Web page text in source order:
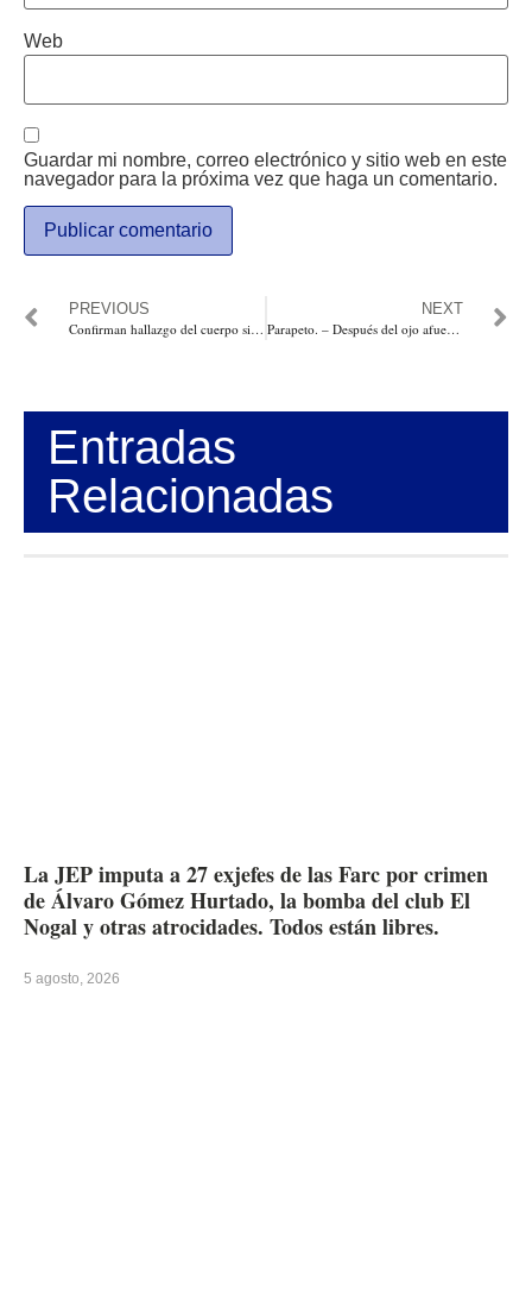
Web
Guardar mi nombre, correo electrónico y sitio web en este
navegador para la próxima vez que haga un comentario.
PREVIOUS
Confirman hallazgo del cuerpo sin vida de B-King y Regio Clown en México
NEXT
Parapeto. – Después del ojo afuera, no hay Santa Lucia que valga. Por: Julio Bahamon.
Entradas
Relacionadas
La JEP imputa a 27 exjefes de las Farc por crimen
de Álvaro Gómez Hurtado, la bomba del club El
Nogal y otras atrocidades. Todos están libres.
5 agosto, 2026